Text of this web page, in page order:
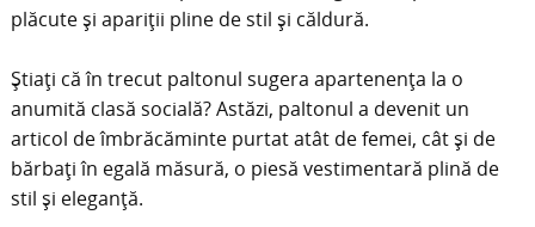
plăcute și apariții pline de stil și căldură.
Știați că în trecut paltonul sugera apartenența la o
anumită clasă socială? Astăzi, paltonul a devenit un
articol de îmbrăcăminte purtat atât de femei, cât și de
bărbați în egală măsură, o piesă vestimentară plină de
stil și eleganță.